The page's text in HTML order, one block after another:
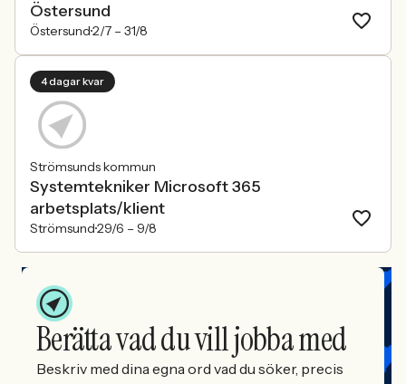
Östersund
Östersund2/7 – 31/8
4 dagar kvar
Strömsunds kommun
Systemtekniker Microsoft 365
arbetsplats/klient
Strömsund29/6 – 9/8
Berätta vad du vill jobba med
Beskriv med dina egna ord vad du söker, precis